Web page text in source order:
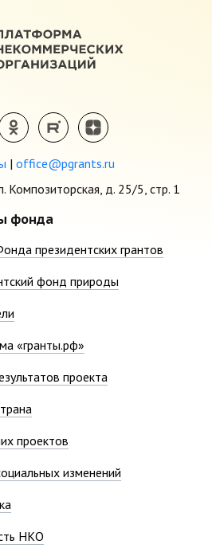
| office@pgrants.ru
Композиторская, д. 25/5, стр. 1
фонда
президентских грантов
фонд природы
«гранты.рф»
проекта
проектов
изменений
НКО